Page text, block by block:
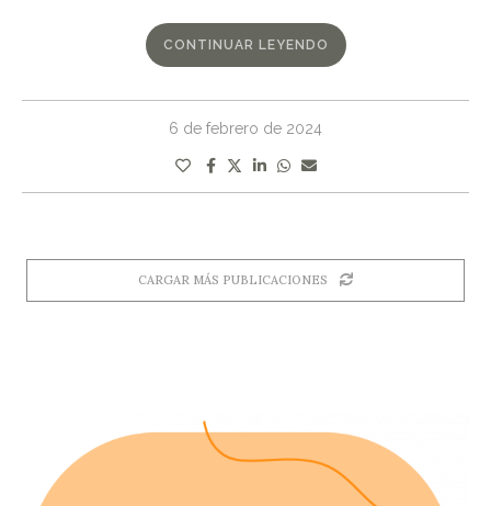
CONTINUAR LEYENDO
6 de febrero de 2024
CARGAR MÁS PUBLICACIONES